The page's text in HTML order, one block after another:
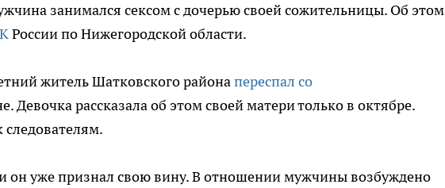
занимался сексом с дочерью своей сожительницы. Об этом
России по Нижегородской области.
житель Шатковского районапереспал со
Девочка рассказала об этом своей матери только в октябре.
он уже признал свою вину. В отношении мужчины возбуждено